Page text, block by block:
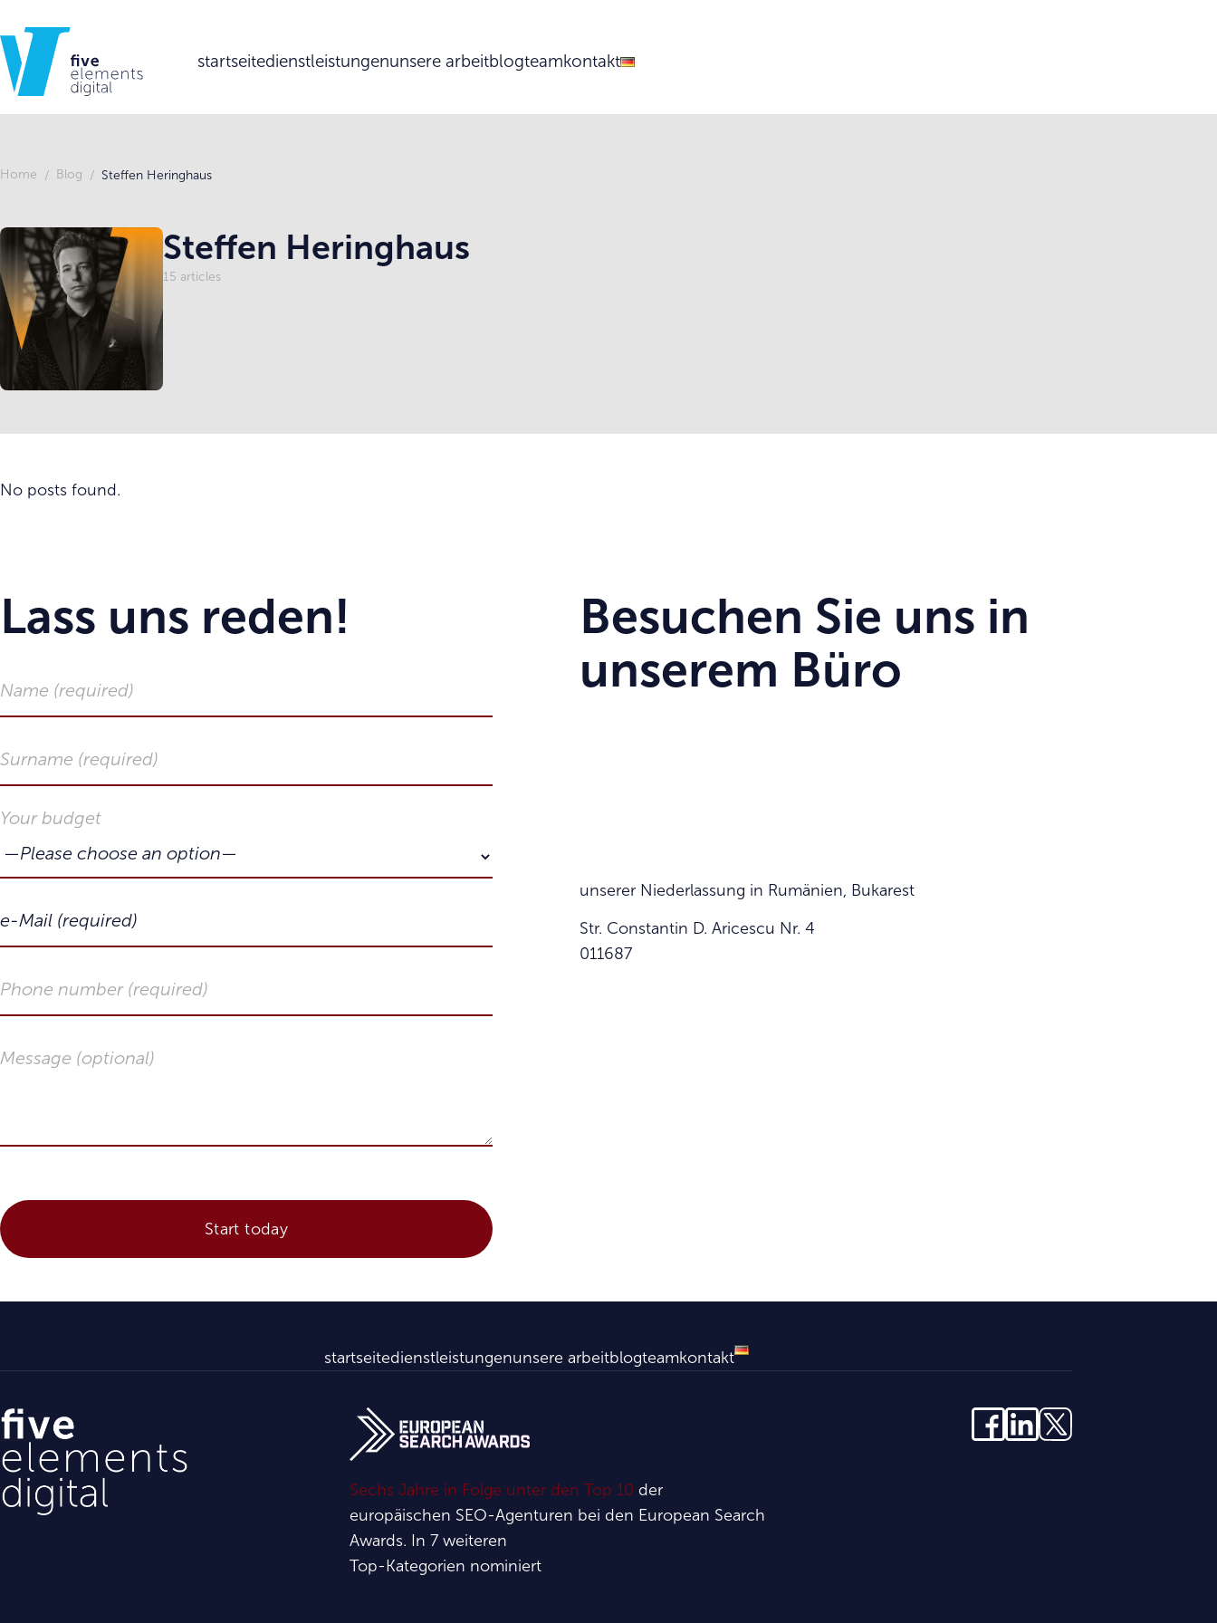
startseitedienstleistungenunsere arbeitblogteamkontakt
Home Blog Steffen Heringhaus
Steffen Heringhaus
15 articles
No posts found.
Lass uns reden!
Your budget
Besuchen Sie uns in
unserem Büro
unserer Niederlassung in Rumänien, Bukarest
Str. Constantin D. Aricescu Nr. 4
011687
startseitedienstleistungenunsere arbeitblogteamkontakt
Sechs Jahre in Folge unter den Top 10 der
europäischen SEO-Agenturen bei den European Search
Awards. In 7 weiteren
Top-Kategorien nominiert